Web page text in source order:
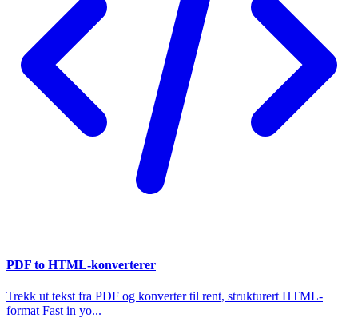
PDF to HTML-konverterer
Trekk ut tekst fra PDF og konverter til rent, strukturert HTML-
format Fast in yo...